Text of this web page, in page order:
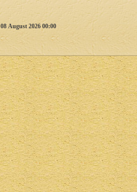
08 August 2026 00:00